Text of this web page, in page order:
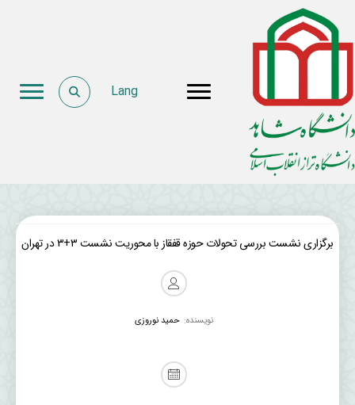
Lang
برگزاری نشست بررسی تحولات حوزه قفقاز با محوریت نشست ۳+۳ در تهران
نویسنده: حمید نوروزی